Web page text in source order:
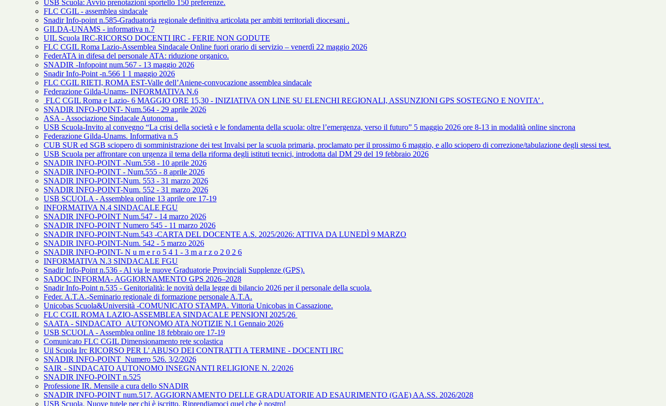
USB Scuola: Avvio prenotazioni sportello 150 preferenze.
FLC CGIL - assemblea sindacale
Snadir Info-point n.585-Graduatoria regionale definitiva articolata per ambiti territoriali diocesani .
GILDA-UNAMS - informativa n.7
UIL Scuola IRC-RICORSO DOCENTI IRC - FERIE NON GODUTE
FLC CGIL Roma Lazio-Assemblea Sindacale Online fuori orario di servizio – venerdì 22 maggio 2026
FederATA in difesa del personale ATA: riduzione organico.
SNADIR -Infopoint num.567 - 13 maggio 2026
Snadir Info-Point -n.566 1 1 maggio 2026
FLC CGIL RIETI, ROMA EST-Valle dell’Aniene-convocazione assemblea sindacale
Federazione Gilda-Unams- INFORMATIVA N.6
FLC CGIL Roma e Lazio- 6 MAGGIO ORE 15,30 - INIZIATIVA ON LINE SU ELENCHI REGIONALI, ASSUNZIONI GPS SOSTEGNO E NOVITA’ .
SNADIR INFO-POINT- Num.564 - 29 aprile 2026
ASA - Associazione Sindacale Autonoma .
USB Scuola-Invito al convegno “La crisi della società e le fondamenta della scuola: oltre l’emergenza, verso il futuro” 5 maggio 2026 ore 8-13 in modalità online sincrona
Federazione Gilda-Unams. Informativa n.5
CUB SUR ed SGB sciopero di somministrazione dei test Invalsi per la scuola primaria, proclamato per il prossimo 6 maggio, e allo sciopero di correzione/tabulazione degli stessi test.
USB Scuola per affrontare con urgenza il tema della riforma degli istituti tecnici, introdotta dal DM 29 del 19 febbraio 2026
SNADIR INFO-POINT -Num.558 - 10 aprile 2026
SNADIR INFO-POINT - Num.555 - 8 aprile 2026
SNADIR INFO-POINT-Num. 553 - 31 marzo 2026
SNADIR INFO-POINT-Num. 552 - 31 marzo 2026
USB SCUOLA - Assemblea online 13 aprile ore 17-19
INFORMATIVA N.4 SINDACALE FGU
SNADIR INFO-POINT Num.547 - 14 marzo 2026
SNADIR INFO-POINT Numero 545 - 11 marzo 2026
SNADIR INFO-POINT-Num.543 -CARTA DEL DOCENTE A.S. 2025/2026: ATTIVA DA LUNEDÌ 9 MARZO
SNADIR INFO-POINT-Num. 542 - 5 marzo 2026
SNADIR INFO-POINT- N u m e r o 5 4 1 - 3 m a r z o 2 0 2 6
INFORMATIVA N.3 SINDACALE FGU
Snadir Info-Point n.536 - Al via le nuove Graduatorie Provinciali Supplenze (GPS).
SADOC INFORMA- AGGIORNAMENTO GPS 2026–2028
Snadir Info-Point n.535 - Genitorialità: le novità della legge di bilancio 2026 per il personale della scuola.
Feder. A.T.A.-Seminario regionale di formazione personale A.T.A.
Unicobas Scuola&Università -COMUNICATO STAMPA. Vittoria Unicobas in Cassazione.
FLC CGIL ROMA LAZIO-ASSEMBLEA SINDACALE PENSIONI 2025/26
SAATA - SINDACATO AUTONOMO ATA NOTIZIE N.1 Gennaio 2026
USB SCUOLA - Assemblea online 18 febbraio ore 17-19
Comunicato FLC CGIL Dimensionamento rete scolastica
Uil Scuola Irc RICORSO PER L' ABUSO DEI CONTRATTI A TERMINE - DOCENTI IRC
SNADIR INFO-POINT Numero 526. 3/2/2026
SAIR - SINDACATO AUTONOMO INSEGNANTI RELIGIONE N. 2/2026
SNADIR INFO-POINT n.525
Professione IR. Mensile a cura dello SNADIR
SNADIR INFO-POINT num.517. AGGIORNAMENTO DELLE GRADUATORIE AD ESAURIMENTO (GAE) AA.SS. 2026/2028
USB Scuola. Nuove tutele per chi è iscritto. Riprendiamoci quel che è nostro!